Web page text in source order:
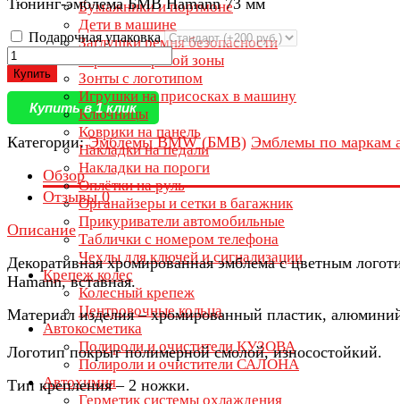
Бумажники и портмоне
Дети в машине
Заглушки ремня безопасности
Зеркала мертвой зоны
Зонты с логотипом
Игрушки на присосках в машину
Ключницы
Коврики на панель
Накладки на педали
Накладки на пороги
Оплётки на руль
Органайзеры и сетки в багажник
Прикуриватели автомобильные
Таблички с номером телефона
Чехлы для ключей и сигнализации
Крепеж колес
Колесный крепеж
Центровочные кольца
Автокосметика
Полироли и очистители КУЗОВА
Полироли и очистители САЛОНА
Автохимия
Герметик системы охлаждения
Подарочная упаковка
Купить
Купить в 1 клик
Категории:Эмблемы BMW (БМВ) Эмблемы по маркам
Обзор
Отзывы0
Описание
Декоративная хромированная эмблема с цветным
Hamann, вставная.
Материал изделия – хромированный пластик,
Логотип покрыт полимерной смолой, износостойкий.
Тип крепления – 2 ножки.